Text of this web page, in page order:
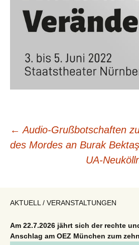
← Audio-Grußbotschaften
des Mordes an Burak Bektaş
UA-
AKTUELL / VERANSTALTUNGEN
Am 22.7.2026 jährt sich der rechte
Anschlag am OEZ München zum